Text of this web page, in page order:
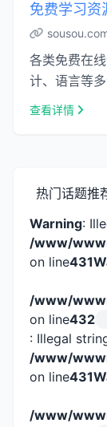
免费学习资
各类免费在
计、语言等多
查看详情
热门话题推
Warning:
/www/
on line431
/www/
on line432
: Illegal
/www/
on line431
/www/